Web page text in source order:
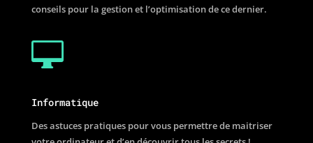
conseils pour la gestion et l’optimisation de ce dernier.

Informatique
Des astuces pratiques pour vous permettre de maitriser